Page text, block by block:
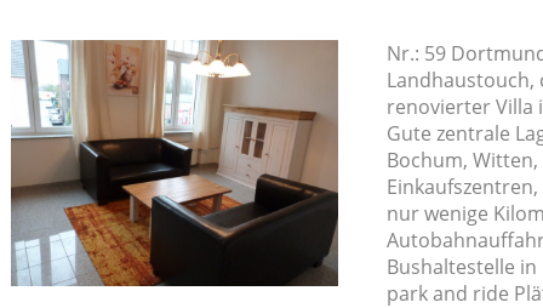
Nr.: 59
Landhaustouch,
renovierter Villa
Gute zentrale
Bochum,
nur wenige
Bushaltestelle
park and ride